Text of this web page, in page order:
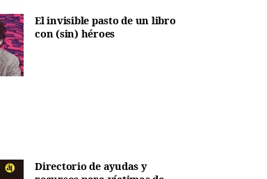
El invisible pasto de un libro
con (sin) héroes
Directorio de ayudas y